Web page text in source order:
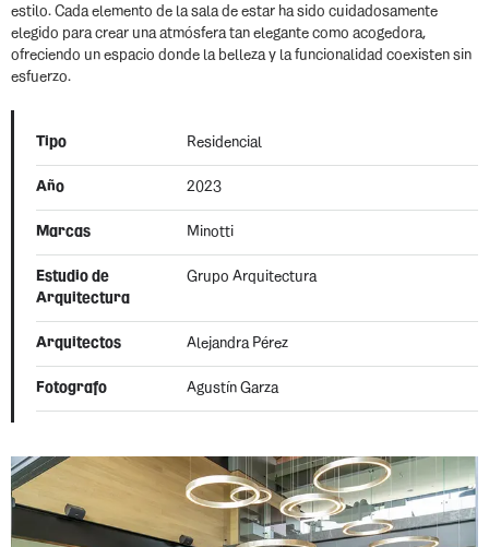
estilo. Cada elemento de la sala de estar ha sido cuidadosamente
elegido para crear una atmósfera tan elegante como acogedora,
ofreciendo un espacio donde la belleza y la funcionalidad coexisten sin
esfuerzo.
Tipo Residencial
Año 2023
Marcas Minotti
Estudio de
Arquitectura
Grupo Arquitectura
Arquitectos Alejandra Pérez
Fotografo Agustín Garza